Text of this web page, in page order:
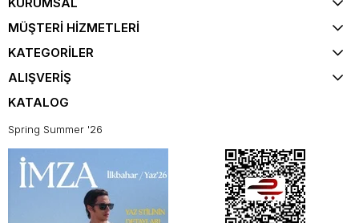
MÜŞTERİ HİZMETLERİ
KATEGORİLER
ALIŞVERİŞ
KATALOG
Spring Summer '26